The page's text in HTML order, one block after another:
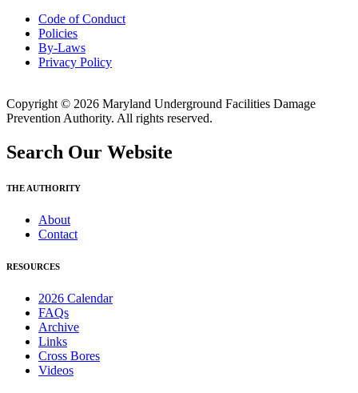
Code of Conduct
Policies
By-Laws
Privacy Policy
Copyright © 2026 Maryland Underground Facilities Damage
Prevention Authority. All rights reserved.
Search Our Website
THE AUTHORITY
About
Contact
RESOURCES
2026 Calendar
FAQs
Archive
Links
Cross Bores
Videos